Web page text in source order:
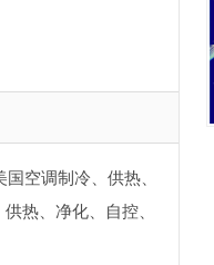
空调制冷、供热、
热、净化、自控、